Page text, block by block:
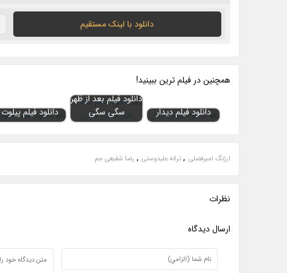
دانلود با لينک مستقيم
همچنين در فيلم ترين ببينيد!
دانلود فیلم دیدار
دانلود فیلم بعد از ظهر
سگی سگی
دانلود فیلم پیلوت
ارژنگ امیرفضلی , ترانه علیدوستی , رضا شفیعی جم
نظرات
ارسال ديدگاه